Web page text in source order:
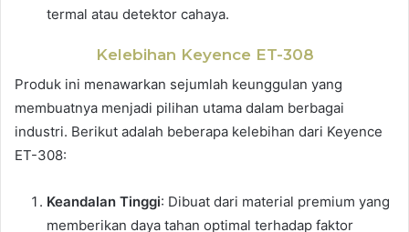
termal atau detektor cahaya.
Kelebihan Keyence ET-308
Produk ini menawarkan sejumlah keunggulan yang
membuatnya menjadi pilihan utama dalam berbagai
industri. Berikut adalah beberapa kelebihan dari Keyence
ET-308:
Keandalan Tinggi: Dibuat dari material premium yang
memberikan daya tahan optimal terhadap faktor